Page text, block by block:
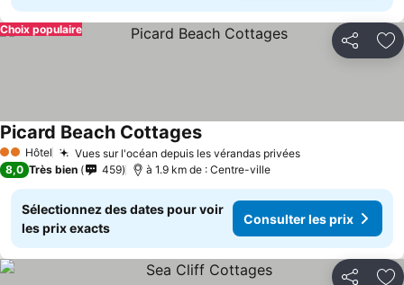
Partager
Choix populaire
2 Étoiles
Hôtel Vues sur l'océan depuis les vérandas privées
Picard Beach Cottages
8,0 Très bien 459 à 1.9 km de : Centre-ville
Sélectionnez des dates pour voir
les prix exacts
Consulter les prix